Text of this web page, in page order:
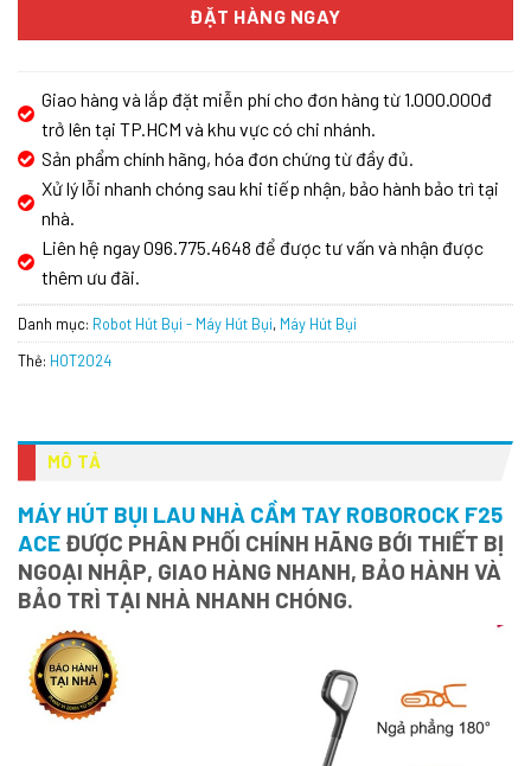
ĐẶT HÀNG NGAY
Giao hàng và lắp đặt miễn phí cho đơn hàng từ 1.000.000đ
trở lên tại TP.HCM và khu vực có chi nhánh.
Sản phẩm chính hãng, hóa đơn chứng từ đầy đủ.
Xử lý lỗi nhanh chóng sau khi tiếp nhận, bảo hành bảo trì tại
nhà.
Liên hệ ngay 096.775.4648 để được tư vấn và nhận được
thêm ưu đãi.
Danh mục: Robot Hút Bụi - Máy Hút Bụi, Máy Hút Bụi
Thẻ: HOT2024
MÔ TẢ
MÁY HÚT BỤI LAU NHÀ CẦM TAY ROBOROCK F25
ACE ĐƯỢC PHÂN PHỐI CHÍNH HÃNG BỚI THIẾT BỊ
NGOẠI NHẬP, GIAO HÀNG NHANH, BẢO HÀNH VÀ
BẢO TRÌ TẠI NHÀ NHANH CHÓNG.